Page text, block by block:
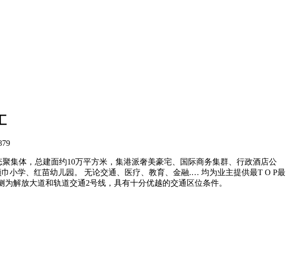
集体，总建面约10万平方米，集港派奢美豪宅、国际商务集群、行政酒店公
小学、红苗幼儿园。 无论交通、医疗、教育、金融.… 均为业主提供最T O P最
解放大道和轨道交通2号线，具有十分优越的交通区位条件。